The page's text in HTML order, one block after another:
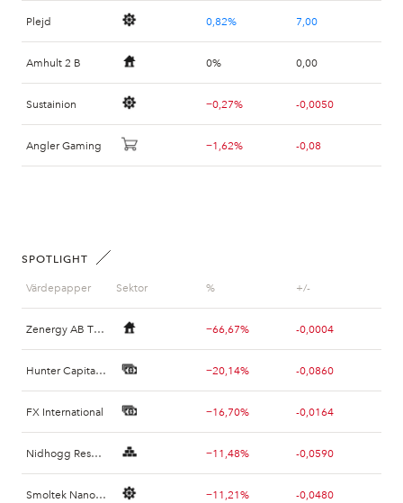
Plejd
Amhult 2 B
Sustainion
Angler Gaming
0,82% 7,00
0% 0,00
−0,27% -0,0050
−1,62% -0,08
SPOTLIGHT
Värdepapper
Zenergy AB TR B
Hunter Capital RTO2
FX International
Nidhogg Resources Holding
Smoltek Nanotech Holding AB TO 9
Sektor % +/-
−66,67% -0,0004
−20,14% -0,0860
−16,70% -0,0164
−11,48% -0,0590
−11,21% -0,0480